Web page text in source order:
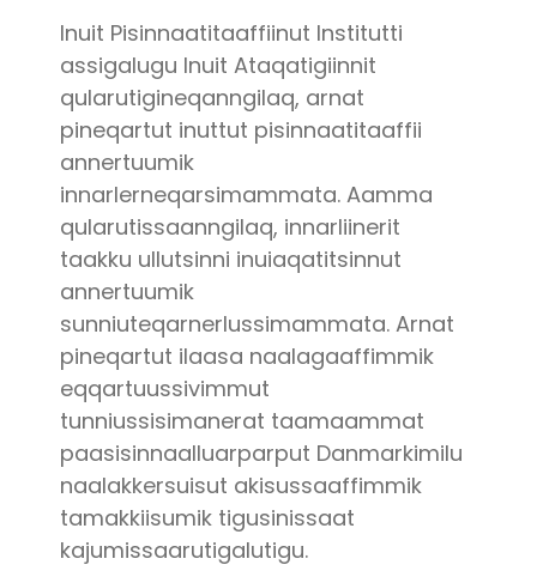
Inuit Pisinnaatitaaffiinut Institutti
assigalugu Inuit Ataqatigiinnit
qularutigineqanngilaq, arnat
pineqartut inuttut pisinnaatitaaffii
annertuumik
innarlerneqarsimammata. Aamma
qularutissaanngilaq, innarliinerit
taakku ullutsinni inuiaqatitsinnut
annertuumik
sunniuteqarnerlussimammata. Arnat
pineqartut ilaasa naalagaaffimmik
eqqartuussivimmut
tunniussisimanerat taamaammat
paasisinnaalluarparput Danmarkimilu
naalakkersuisut akisussaaffimmik
tamakkiisumik tigusinissaat
kajumissaarutigalutigu.